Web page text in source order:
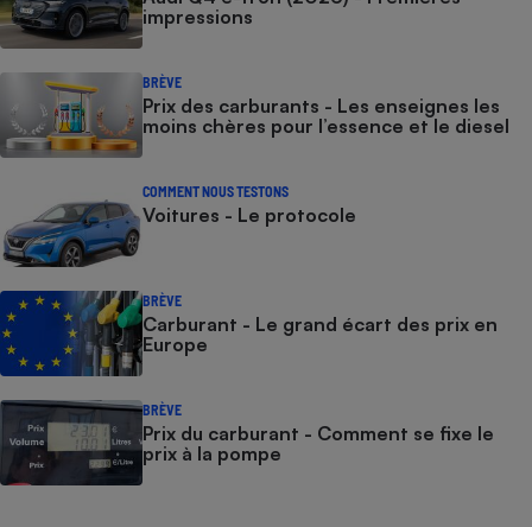
impressions
BRÈVE
Prix des carburants - Les enseignes les
moins chères pour l’essence et le diesel
COMMENT NOUS TESTONS
Voitures - Le protocole
BRÈVE
Carburant - Le grand écart des prix en
Europe
BRÈVE
Prix du carburant - Comment se fixe le
prix à la pompe